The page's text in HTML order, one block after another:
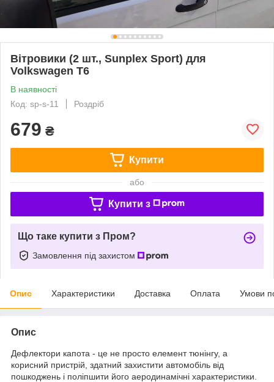
Вітровики (2 шт., Sunplex Sport) для
Volkswagen T6
В наявності
Код: sp-s-11
Роздріб
679 ₴
Купити
або
Купити з
Що таке купити з Пром?
Замовлення під захистом
Опис Характеристики Доставка Оплата Умови
Опис
Дефлектори капота - це не просто елемент тюнінгу, а
корисний пристрій, здатний захистити автомобіль від
пошкоджень і поліпшити його аеродинамічні характеристики.